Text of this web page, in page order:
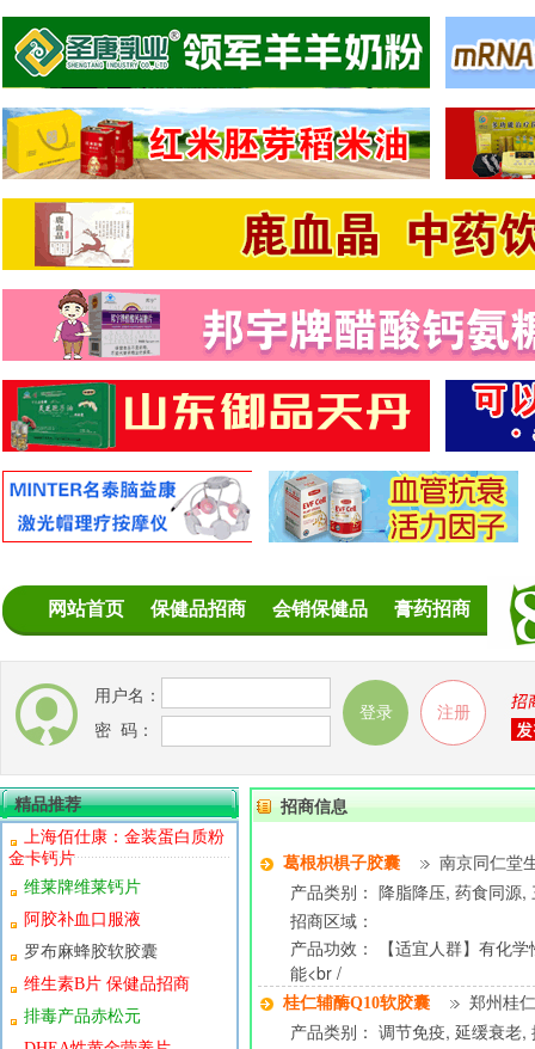
网站首页 保健品招商 会销保健品 膏药招商
用户名：
密 码：
精品推荐
上海佰仕康：金装蛋白质粉
金卡钙片
维莱牌维莱钙片
阿胶补血口服液
罗布麻蜂胶软胶囊
维生素B片 保健品招商
排毒产品赤松元
招商信息
葛根枳椇子胶囊 南京同仁堂
产品类别： 降脂降压, 药食同源,
招商区域：
产品功效： 【适宜人群】有化
能<br /
桂仁辅酶Q10软胶囊 郑州桂
产品类别： 调节免疫, 延缓衰老,